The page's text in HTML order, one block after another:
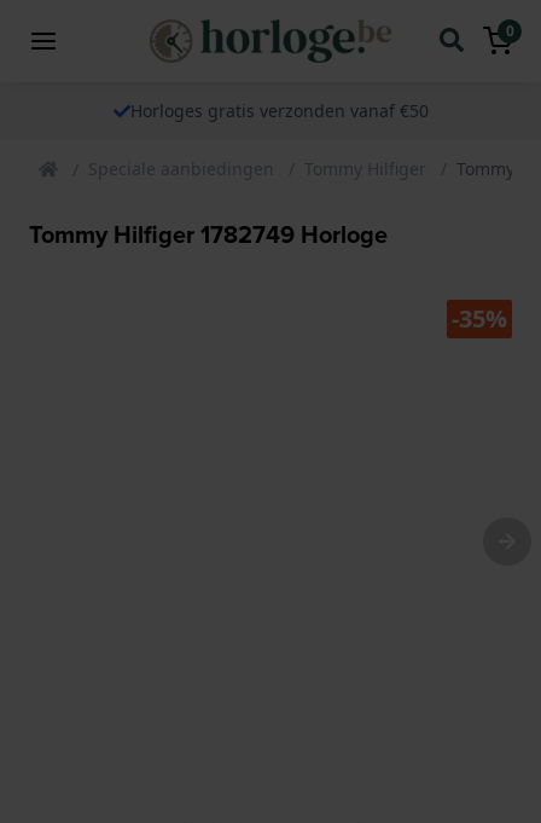
0
Horloges gratis verzonden vanaf €50
Speciale aanbiedingen Tommy Hilfiger Tommy
Tommy Hilfiger 1782749 Horloge
-35%